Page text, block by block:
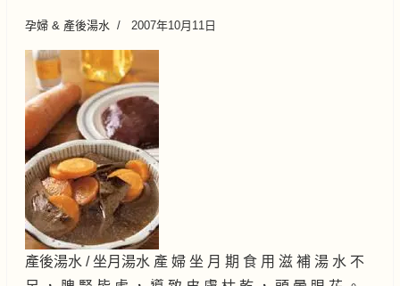
孕婦 & 產後湯水 2007年10月11日
產後湯水 / 坐月湯水 產 婦 坐 月 期 食 用 滋 補 湯 水 不